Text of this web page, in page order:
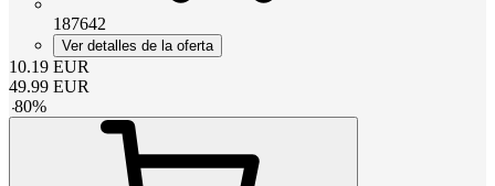
187642
Ver detalles de la oferta
10.19 EUR
49.99 EUR
-80%